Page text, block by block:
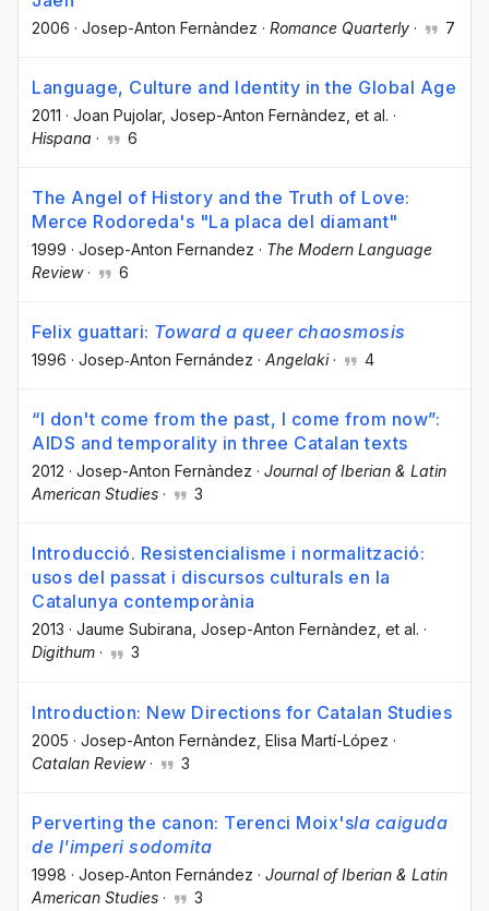
2006 · Josep-Anton Fernàndez · Romance Quarterly · 7
Language, Culture and Identity in the Global Age
2011 · Joan Pujolar, Josep-Anton Fernàndez , et al. ·
Hispana · 6
The Angel of History and the Truth of Love:
Merce Rodoreda's "La placa del diamant"
1999 · Josep-Anton Fernandez · The Modern Language
Review· 6
Felix guattari: Toward a queer chaosmosis
1996 · Josep‐Anton Fernández · Angelaki· 4
“I don't come from the past, I come from now”:
AIDS and temporality in three Catalan texts
2012 · Josep-Anton Fernàndez · Journal of Iberian & Latin
American Studies · 3
Introducció. Resistencialisme i normalització:
usos del passat i discursos culturals en la
Catalunya contemporània
2013 · Jaume Subirana , Josep-Anton Fernàndez , et al. ·
Digithum · 3
Introduction: New Directions for Catalan Studies
2005 · Josep-Anton Fernàndez , Elisa Martí-López ·
Catalan Review· 3
Perverting the canon: Terenci Moix'sla caiguda
de l'imperi sodomita
1998 · Josep‐Anton Fernández · Journal of Iberian & Latin
American Studies · 3